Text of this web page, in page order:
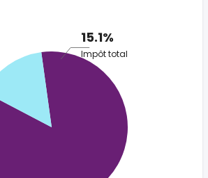
15.1%
Impôt total